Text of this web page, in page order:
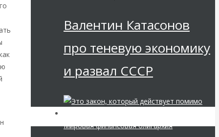
Валентин Катасонов
про теневую экономику
и развал СССР
Мировая финансовая олигархия